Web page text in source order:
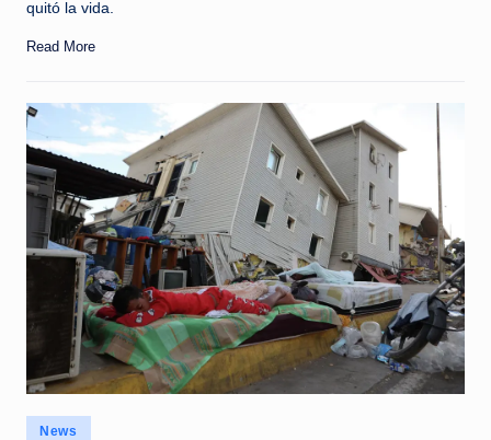
quitó la vida.
Read More
Posted
News